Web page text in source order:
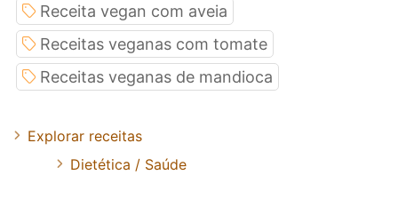
Receita vegan com aveia
Receitas veganas com tomate
Receitas veganas de mandioca
Explorar receitas
Dietética / Saúde